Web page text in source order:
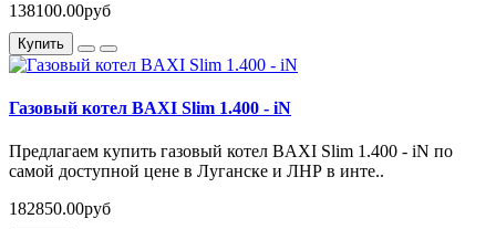
138100.00руб
Купить
Газовый котел BAXI Slim 1.400 - iN
Предлагаем купить газовый котел BAXI Slim 1.400 - iN по
самой доступной цене в Луганске и ЛНР в инте..
182850.00руб